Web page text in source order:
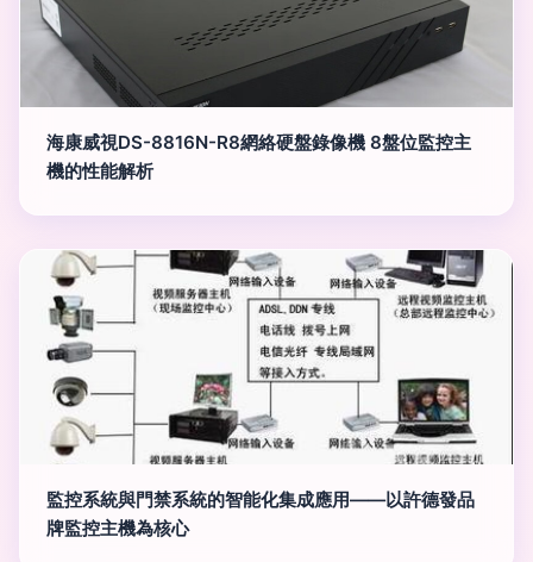
海康威視DS-8816N-R8網絡硬盤錄像機 8盤位監控主
機的性能解析
監控系統與門禁系統的智能化集成應用——以許德發品
牌監控主機為核心